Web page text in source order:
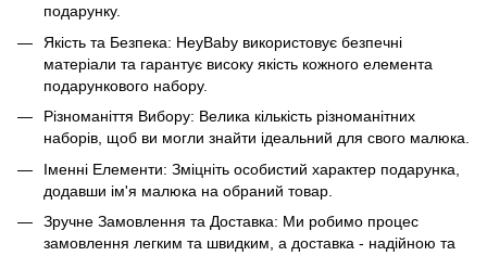
подарунку.
Якість та Безпека: HeyBaby використовує безпечні
матеріали та гарантує високу якість кожного елемента
подарункового набору.
Різноманіття Вибору: Велика кількість різноманітних
наборів, щоб ви могли знайти ідеальний для свого малюка.
Іменні Елементи: Зміцніть особистий характер подарунка,
додавши ім'я малюка на обраний товар.
Зручне Замовлення та Доставка: Ми робимо процес
замовлення легким та швидким, а доставка - надійною та